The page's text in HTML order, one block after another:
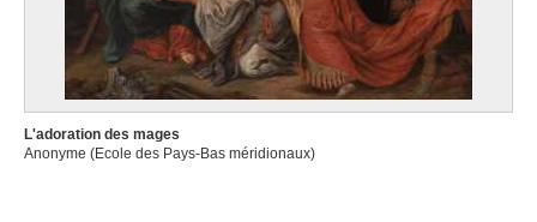
L'adoration des mages
Anonyme (Ecole des Pays-Bas méridionaux)